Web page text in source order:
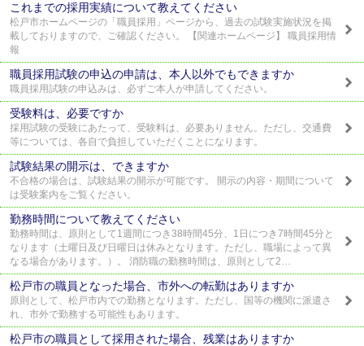
これまでの採用実績について教えてください
松戸市ホームページの「職員採用」ページから、過去の試験実施状況を掲
載しておりますので、ご確認ください。 【関連ホームページ】 職員採用情
報
職員採用試験の申込の申請は、本人以外でもできますか
職員採用試験の申込みは、必ずご本人が申請してください。
受験料は、必要ですか
採用試験の受験にあたって、受験料は、必要ありません。ただし、交通費
等については、各自で負担していただくことになります。
試験結果の開示は、できますか
不合格の場合は、試験結果の開示が可能です。 開示の内容・期間について
は受験案内をご覧ください。
勤務時間について教えてください
勤務時間は、原則として1週間につき38時間45分、1日につき7時間45分と
なります（土曜日及び日曜日は休みとなります。ただし、職場によって異
なる場合があります。）。 消防職の勤務時間は、原則として2…
松戸市の職員となった場合、市外への転勤はありますか
原則として、松戸市内での勤務となります。ただし、国等の機関に派遣さ
れ、市外で勤務する可能性もあります。
松戸市の職員として採用された場合、残業はありますか